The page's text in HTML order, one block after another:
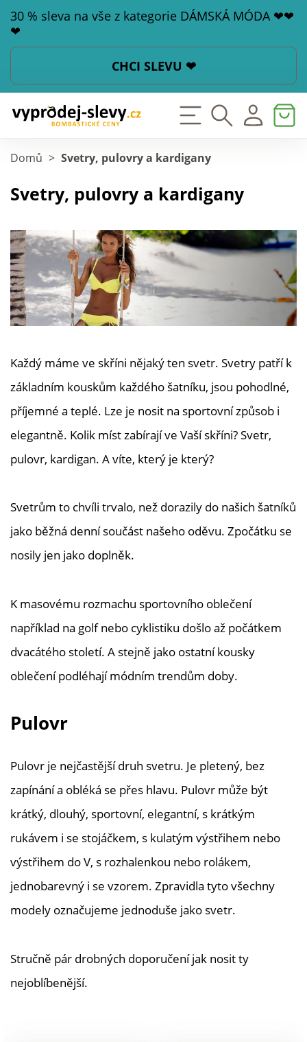
30 % sleva na vše z kategorie DÁMSKÁ MÓDA ❤❤
❤
CHCI SLEVU ❤
Domů > Svetry, pulovry a kardigany
Svetry, pulovry a kardigany
Každý máme ve skříni nějaký ten svetr. Svetry patří k
základním kouskům každého šatníku, jsou pohodlné,
příjemné a teplé. Lze je nosit na sportovní způsob i
elegantně. Kolik míst zabírají ve Vaší skříni? Svetr,
pulovr, kardigan. A víte, který je který?
Svetrům to chvíli trvalo, než dorazily do našich šatníků
jako běžná denní součást našeho oděvu. Zpočátku se
nosily jen jako doplněk.
K masovému rozmachu sportovního oblečení
například na golf nebo cyklistiku došlo až počátkem
dvacátého století. A stejně jako ostatní kousky
oblečení podléhají módním trendům doby.
Pulovr
Pulovr je nejčastější druh svetru. Je pletený, bez
zapínání a obléká se přes hlavu. Pulovr může být
krátký, dlouhý, sportovní, elegantní, s krátkým
rukávem i se stojáčkem, s kulatým výstřihem nebo
výstřihem do V, s rozhalenkou nebo rolákem,
jednobarevný i se vzorem. Zpravidla tyto všechny
modely označujeme jednoduše jako svetr.
Stručně pár drobných doporučení jak nosit ty
nejoblíbenější.